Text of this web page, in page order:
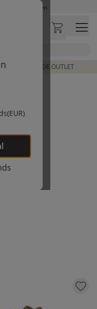
(EUR)
dag verzonden
duurt mogelijk langer
store
| SHOP DE OUTLET